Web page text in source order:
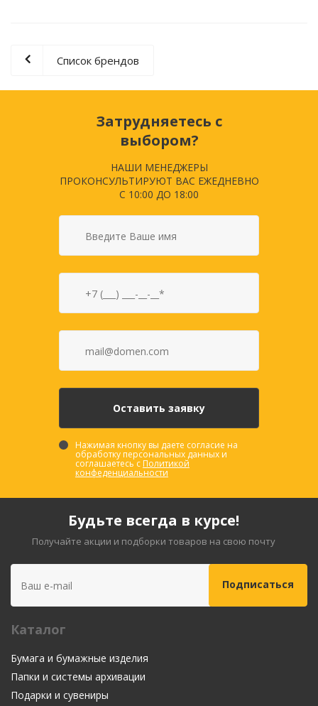
Список брендов
Затрудняетесь с
выбором?
НАШИ МЕНЕДЖЕРЫ
ПРОКОНСУЛЬТИРУЮТ ВАС ЕЖЕДНЕВНО
С 10:00 ДО 18:00
Нажимая кнопку вы даете согласие на
обработку персональных данных и
соглашаетесь с Политикой
конфеденциальности
Будьте всегда в курсе!
Получайте акции и подборки товаров на свою почту
Каталог
Бумага и бумажные изделия
Папки и системы архивации
Подарки и сувениры